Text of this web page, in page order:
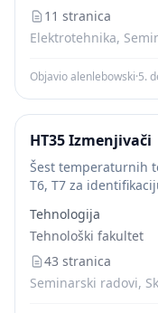
реногкрајате...
11 stranica
Elektrotehnika,
Objavio alenlebowski·5.
HT35 Izmenjivači
Šest temperaturnih
T6, T7 za
kućištem koje se
Tehnologija
Tehnološki fakultet
43 stranica
Seminarski radovi,